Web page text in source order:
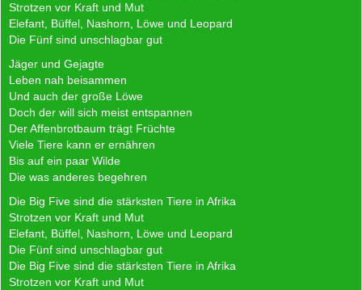
Strotzen vor Kraft und Mut
Elefant, Büffel, Nashorn, Löwe und Leopard
Die Fünf sind unschlagbar gut
Jäger und Gejagte
Leben nah beisammen
Und auch der große Löwe
Doch der will sich meist entspannen
Der Affenbrotbaum trägt Früchte
Viele Tiere kann er ernähren
Bis auf ein paar Wilde
Die was anderes begehren
Die Big Five sind die stärksten Tiere in Afrika
Strotzen vor Kraft und Mut
Elefant, Büffel, Nashorn, Löwe und Leopard
Die Fünf sind unschlagbar gut
Die Big Five sind die stärksten Tiere in Afrika
Strotzen vor Kraft und Mut